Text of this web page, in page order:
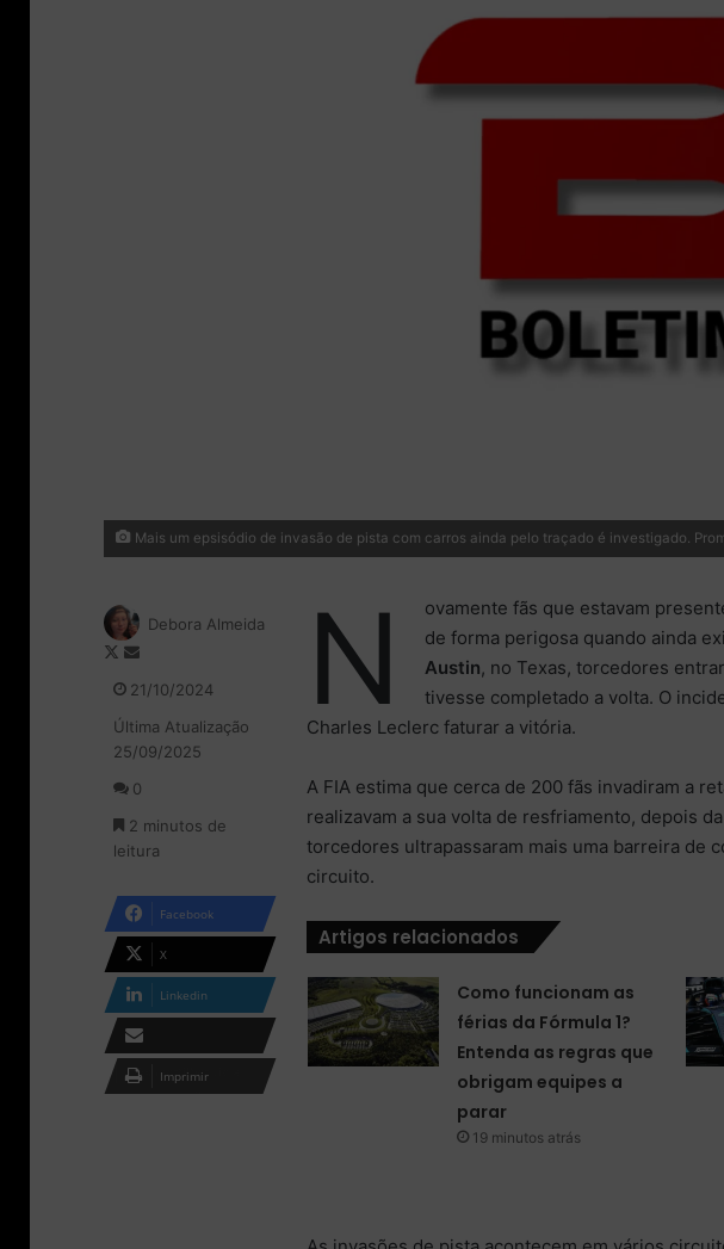
Mais um epsisódio de invasão de pista com carros ainda pelo traçado é investigado.
N
ovamente fãs que estavam
de forma perigosa quando ainda
Austin, no Texas, torcedores
tivesse completado a volta. O
Charles Leclerc faturar a vitória.
A FIA estima que cerca de 200 fãs invadiram a
realizavam a sua volta de resfriamento, depois
torcedores ultrapassaram mais uma barreira de
circuito.
Artigos relacionados
Como funcionam as
férias da Fórmula 1?
Entenda as regras que
obrigam equipes a
parar
19 minutos atrás
Debora Almeida
F
l
o
n
X
n
d
e
e
-
i
l
21/10/2024
Última Atualização
25/09/2025
0
2 minutos de
leitura
Facebook
X
Linkedin
Compartilhar via e-
mail
Imprimir